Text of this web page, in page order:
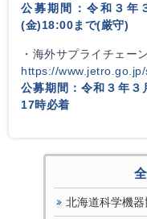
公募期間：令和３年
(金)18:00まで(厳守)
・海外サプライチェー
https://
公募期間：令和３年３
17時必着
北海道科学機器